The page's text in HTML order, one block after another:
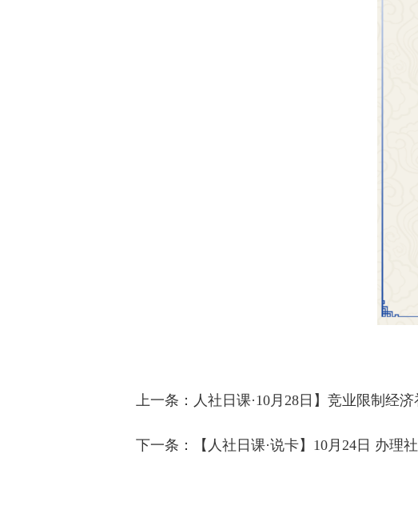
上一条： 人社日课·10月28日】竞业限制经
下一条： 【人社日课·说卡】10月24日 办理